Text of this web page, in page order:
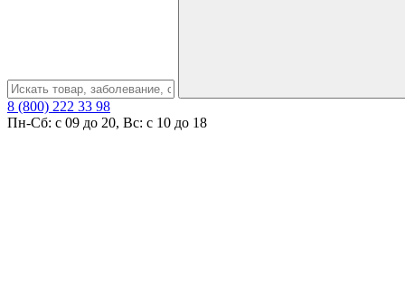
8 (800) 222 33 98
Пн-Сб: с 09 до 20, Вс: с 10 до 18